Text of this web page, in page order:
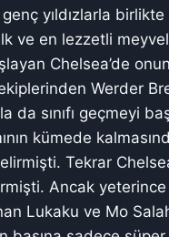
yıldızlarla
ve en lezzetli
Chelsea’de
Werder
da sınıfı geçmeyi
kümede
Tekrar
Ancak
Lukaku ve Mo